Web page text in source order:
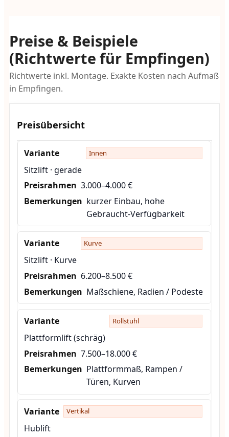
Preise & Beispiele
(Richtwerte für Empfingen)
Richtwerte inkl. Montage. Exakte Kosten nach Aufmaß
in Empfingen.
Preisübersicht
Innen
Sitzlift · gerade
3.000–4.000 €
kurzer Einbau, hohe
Gebraucht-Verfügbarkeit
Kurve
Sitzlift · Kurve
6.200–8.500 €
Maßschiene, Radien / Podeste
Rollstuhl
Plattformlift (schräg)
7.500–18.000 €
Plattformmaß, Rampen /
Türen, Kurven
Vertikal
Hublift